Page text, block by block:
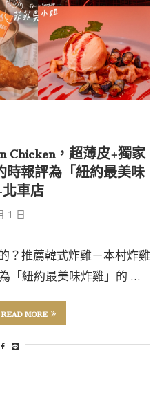
Chicken，超薄皮+獨家
報評為「紐約最美味
車店
1 日
？推薦韓式炸雞－本村炸雞
「紐約最美味炸雞」的 …
MORE